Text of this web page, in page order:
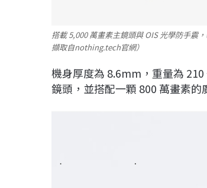
搭載 5,000 萬畫素主鏡頭與 OIS 光學防手震
擷取自nothing.tech官網）
機身厚度為 8.6mm，重量為
鏡頭，並搭配一顆 800 萬畫素的